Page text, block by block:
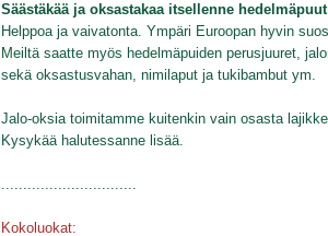
Säästäkää ja oksastakaa itsellenne
Helppoa ja vaivatonta. Ympäri Euroopan hyvin
Meiltä saatte myös hedelmäpuiden perusjuuret,
sekä oksastusvahan, nimilaput ja tukibambut ym.
Jalo-oksia toimitamme kuitenkin vain osasta
Kysykää halutessanne lisää.
...............................
Kokoluokat: